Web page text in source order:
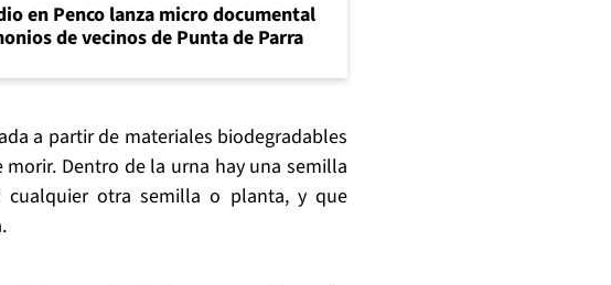
en Penco lanza micro documental
de vecinos de Punta de Parra
a partir de materiales biodegradables
Dentro de la urna hay una semilla
otra semilla o planta, y que